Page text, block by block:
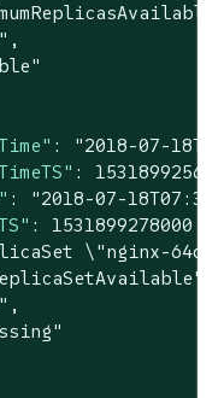
,
:
"2018-07-
:
:
"2018-07-
: 1531899278000
\"nginx-
,